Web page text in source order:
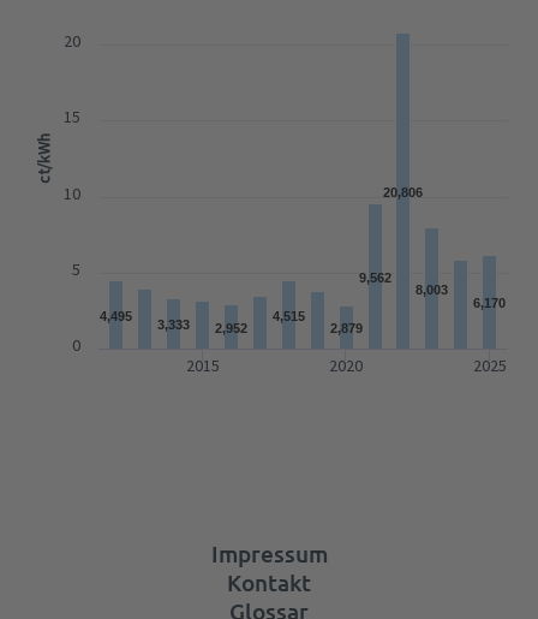
ct/kWh
4,495
3,333 2,952
4,515
2,879
9,562
20,806
8,003
6,170
2020
2015 2025
0
5
10
15
20
Impressum
Kontakt
Glossar